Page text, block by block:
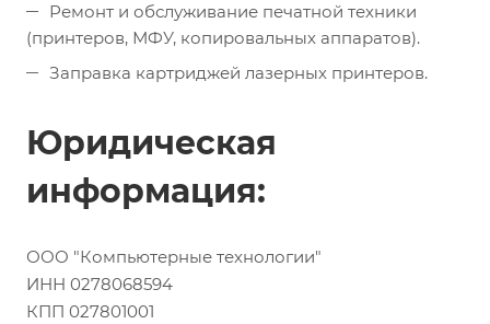
Ремонт и обслуживание печатной техники
(принтеров, МФУ, копировальных аппаратов).
Заправка картриджей лазерных принтеров.
Юридическая
информация:
ООО "Компьютерные технологии"
ИНН 0278068594
КПП 027801001